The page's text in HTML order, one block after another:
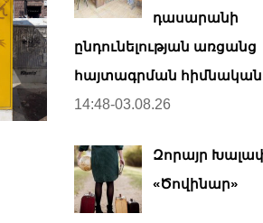
դասարանի
ընդունելության առցանց
հայտագրման հիմնական
14:48-03.08.26
Զորայր
«Ծովինար»